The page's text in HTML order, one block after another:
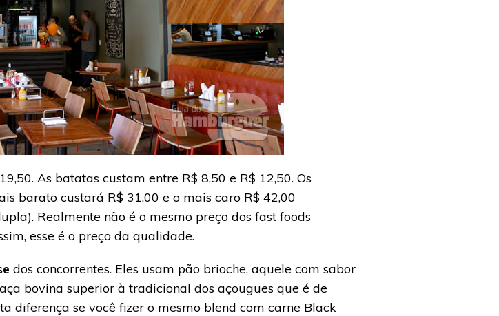
As batatas custam entre R$ 8,50 e R$ 12,50. Os
barato custará R$ 31,00 e o mais caro R$ 42,00
Realmente não é o mesmo preço dos fast foods
esse é o preço da qualidade.
dos concorrentes. Eles usam pão brioche, aquele com sabor
bovina superior à tradicional dos açougues que é de
diferença se você fizer o mesmo blend com carne Black